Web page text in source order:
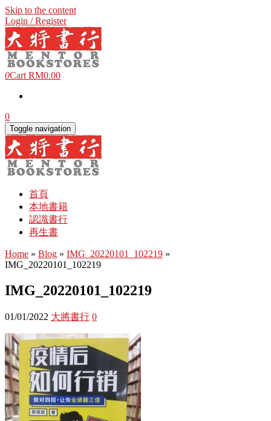
Skip to the content
Login / Register
0Cart RM0.00
0
Toggle navigation
首頁
本地書籍
認識書行
再生書
Home » Blog » IMG_20220101_102219 »
IMG_20220101_102219
IMG_20220101_102219
01/01/2022 大將書行 0